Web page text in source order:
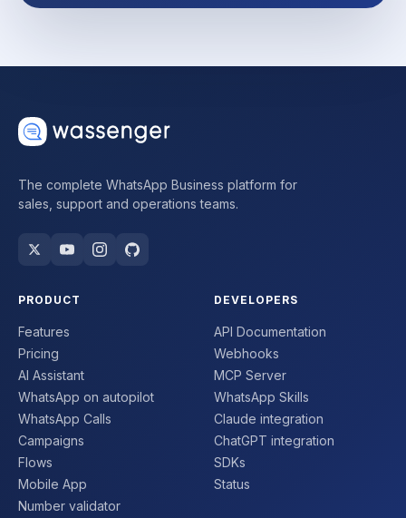
The complete WhatsApp Business platform for
sales, support and operations teams.
PRODUCT
Features
Pricing
AI Assistant
WhatsApp on autopilot
WhatsApp Calls
Campaigns
Flows
Mobile App
Number validator
DEVELOPERS
API Documentation
Webhooks
MCP Server
WhatsApp Skills
Claude integration
ChatGPT integration
SDKs
Status